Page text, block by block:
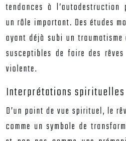
tendances à l’autodestruction
un rôle important. Des études
ayant déjà subi un
susceptibles de faire des
violente.
Interprétations
D’un point de vue spirituel, le
comme un symbole de